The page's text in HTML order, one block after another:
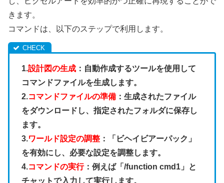
きます。
コマンドは、以下のステップで利用します。
1.設計図の生成 ：自動作成するツールを使用して
コマンドファイルを生成します。
2.コマンドファイルの準備 ：生成されたファイル
をダウンロードし、指定されたフォルダに保存し
ます。
3.ワールド設定の調整 ：「ビヘイビアーパック」
を有効にし、必要な設定を調整します。
4.コマンドの実行：例えば「/function cmd1」と
チャットで入力して実行します。